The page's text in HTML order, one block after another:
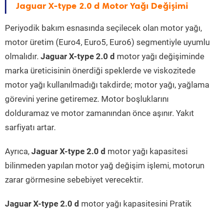
Jaguar X-type 2.0 d Motor Yağı Değişimi
Periyodik bakım esnasında seçilecek olan motor yağı,
motor üretim (Euro4, Euro5, Euro6) segmentiyle uyumlu
olmalıdır. Jaguar X-type 2.0 d motor yağı değişiminde
marka üreticisinin önerdiği speklerde ve viskozitede
motor yağı kullanılmadığı takdirde; motor yağı, yağlama
görevini yerine getiremez. Motor boşluklarını
dolduramaz ve motor zamanından önce aşınır. Yakıt
sarfiyatı artar.
Ayrıca, Jaguar X-type 2.0 d motor yağı kapasitesi
bilinmeden yapılan motor yağ değişim işlemi, motorun
zarar görmesine sebebiyet verecektir.
Jaguar X-type 2.0 d motor yağı kapasitesini Pratik